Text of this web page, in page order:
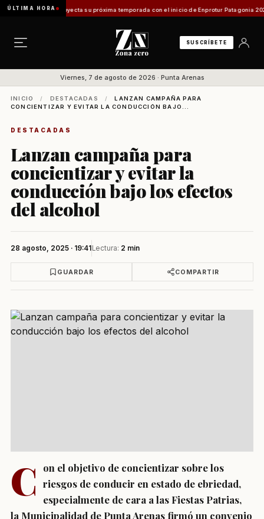
ÚLTIMA HORAproyecta su próxima temporada con el inicio de Enprotur Patagonia 2026
SUSCRÍBETE
Viernes, 7 de agosto de 2026 · Punta Arenas
INICIO / DESTACADAS /
LANZAN CAMPAÑA PARA
CONCIENTIZAR Y EVITAR LA CONDUCCIÓN BAJO...
DESTACADAS
Lanzan campaña para
concientizar y evitar la
conducción bajo los efectos
del alcohol
28 agosto, 2025 · 19:41Lectura: 2 min
GUARDAR COMPARTIR
C
on el objetivo de concientizar sobre los
riesgos de conducir en estado de ebriedad,
especialmente de cara a las Fiestas Patrias,
la Municipalidad de Punta Arenas firmó un convenio